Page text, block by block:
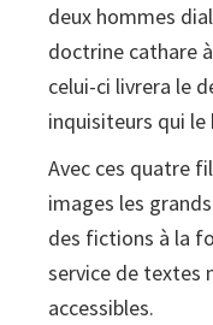
deux hommes
doctrine cathare
celui-ci livrera le
inquisiteurs qui le
Avec ces quatre
images les
des fictions à la
service de textes
accessibles.